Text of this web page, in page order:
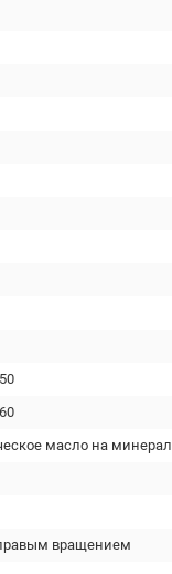
масло на
вращением